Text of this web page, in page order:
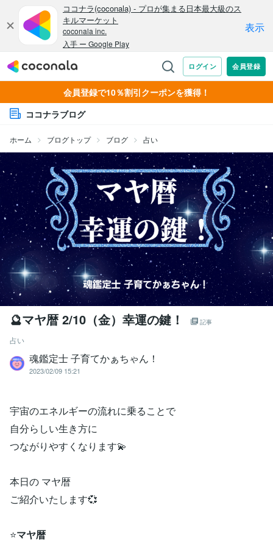
会員登録で10％割引クーポンを獲得！
ココナラブログ
ホーム ブログトップ ブログ 占い
🔮マヤ暦 2/10（金）幸運の鍵！ 記事
占い
魂鑑定士 子育てかぁちゃん！
2023/02/09 15:21
宇宙のエネルギーの流れに乗ることで
自分らしい生き方に
つながりやすくなります💫
本日の マヤ暦
ご紹介いたします💞
⭐マヤ暦